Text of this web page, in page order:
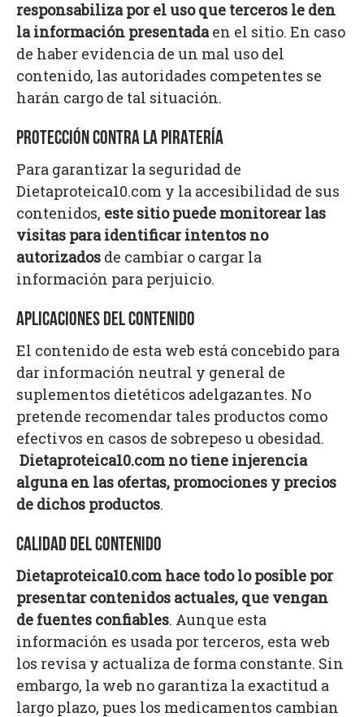
responsabiliza por el uso que terceros le den
la información presentadaen el sitio. En caso
de haber evidencia de un mal uso del
contenido, las autoridades competentes se
harán cargo de tal situación.
PROTECCIÓN CONTRA LA PIRATERÍA
Para garantizar la seguridad de
Dietaproteica10.com y la accesibilidad de sus
contenidos, este sitio puede monitorear las
visitas para identificar intentos no
autorizados de cambiar o cargar la
información para perjuicio.
APLICACIONES DEL CONTENIDO
El contenido de esta web está concebido para
dar información neutral y general de
suplementos dietéticos adelgazantes. No
pretende recomendar tales productos como
efectivos en casos de sobrepeso u obesidad.
Dietaproteica10.com no tiene injerencia
alguna en las ofertas, promociones y precios
de dichos productos.
CALIDAD DEL CONTENIDO
Dietaproteica10.com hace todo lo posible por
presentar contenidos actuales, que vengan
de fuentes confiables. Aunque esta
información es usada por terceros, esta web
los revisa y actualiza de forma constante. Sin
embargo, la web no garantiza la exactitud a
largo plazo, pues los medicamentos cambian